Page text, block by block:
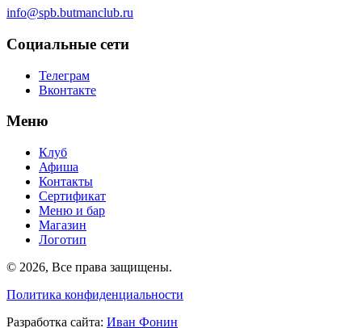
info@spb.butmanclub.ru
Социальные сети
Телеграм
Вконтакте
Меню
Клуб
Афиша
Контакты
Сертификат
Меню и бар
Магазин
Логотип
© 2026, Все права защищены.
Политика конфиденциальности
Разработка сайта: Иван Фонин